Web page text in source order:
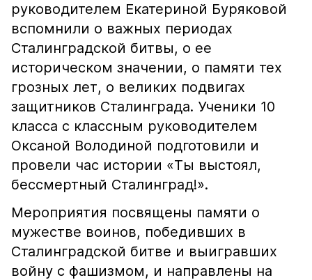
руководителем Екатериной Буряковой
вспомнили о важных периодах
Сталинградской битвы, о ее
историческом значении, о памяти тех
грозных лет, о великих подвигах
защитников Сталинграда. Ученики 10
класса с классным руководителем
Оксаной Володиной подготовили и
провели час истории «Ты выстоял,
бессмертный Сталинград!».
Мероприятия посвящены памяти о
мужестве воинов, победивших в
Сталинградской битве и выигравших
войну с фашизмом, и направлены на